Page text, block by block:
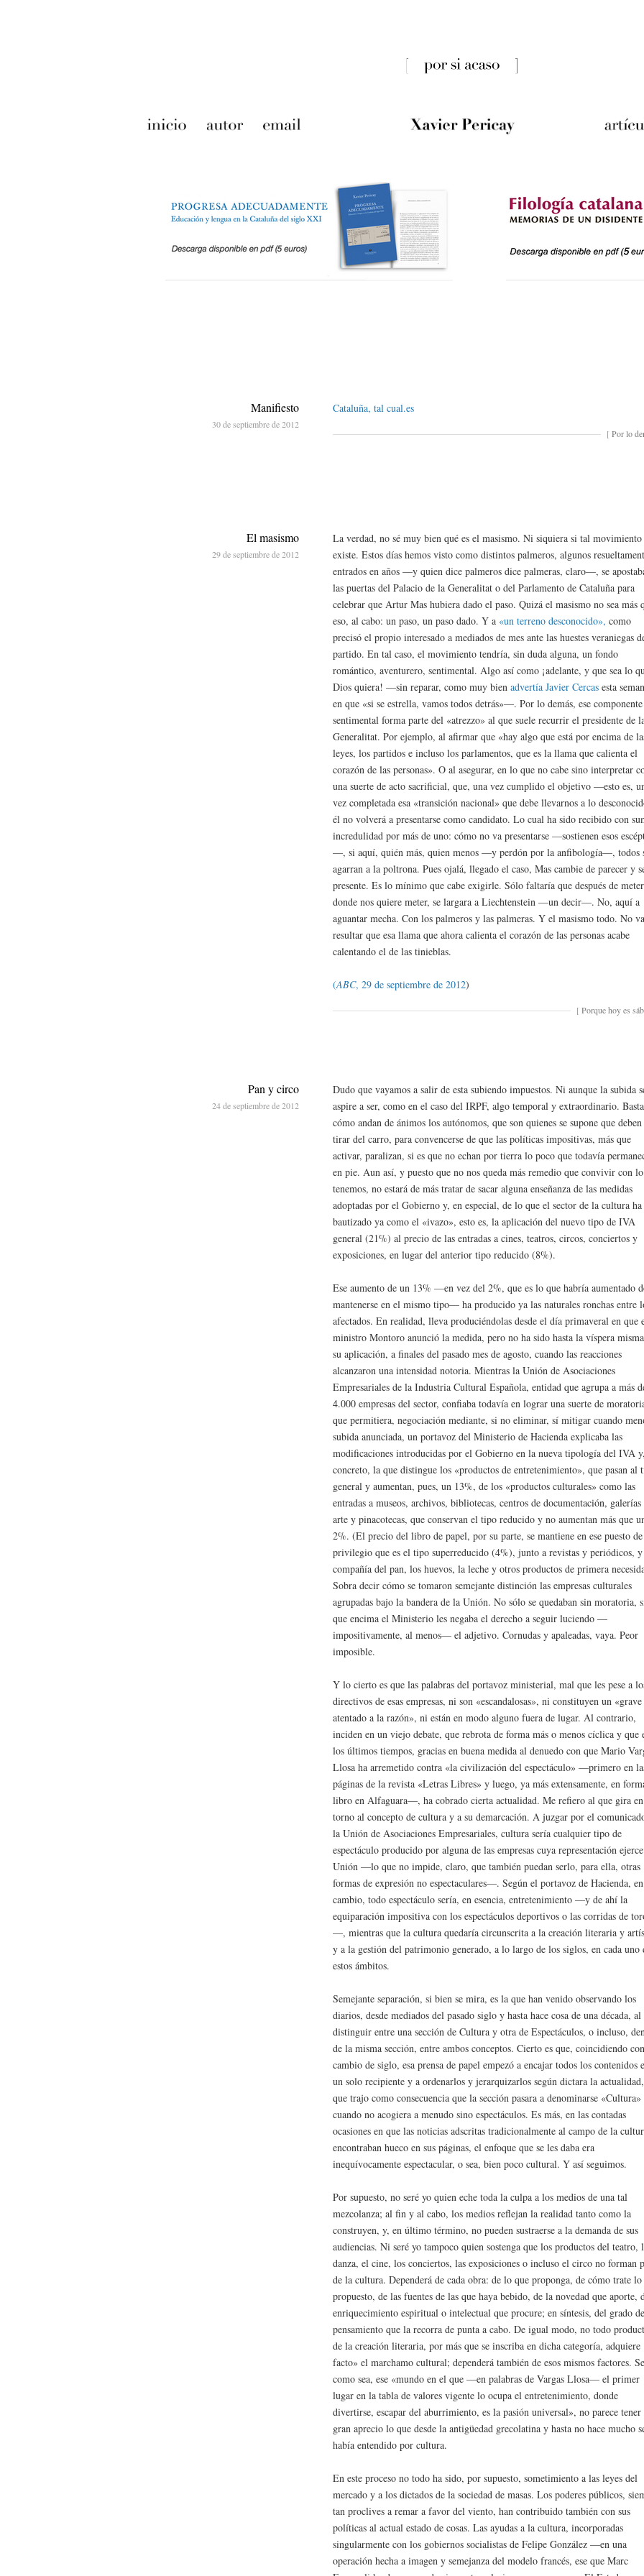
Cataluña, tal cual.es
[Por lo
Manifiesto
30 de septiembre de 2012
La verdad, no sé muy bien qué es el masismo. Ni siquiera si tal movimiento
existe. Estos días hemos visto como distintos palmeros, algunos
entrados en años —y quien dice palmeros dice palmeras, claro—, se
las puertas del Palacio de la Generalitat o del Parlamento de Cataluña para
celebrar que Artur Mas hubiera dado el paso. Quizá el masismo no sea más
eso, al cabo: un paso, un paso dado. Y a «un terreno desconocido», como
precisó el propio interesado a mediados de mes ante las huestes veraniegas
partido. En tal caso, el movimiento tendría, sin duda alguna, un fondo
romántico, aventurero, sentimental. Algo así como ¡adelante, y que sea lo
Dios quiera! —sin reparar, como muy bienadvertía Javier Cercas esta
en que «si se estrella, vamos todos detrás»—. Por lo demás, ese componente
sentimental forma parte del «atrezzo» al que suele recurrir el presidente de
Generalitat. Por ejemplo, al afirmar que «hay algo que está por encima de
leyes, los partidos e incluso los parlamentos, que es la llama que calienta el
corazón de las personas». O al asegurar, en lo que no cabe sino interpretar
una suerte de acto sacrificial, que, una vez cumplido el objetivo —esto es,
vez completada esa «transición nacional» que debe llevarnos a lo
él no volverá a presentarse como candidato. Lo cual ha sido recibido con
incredulidad por más de uno: cómo no va presentarse —sostienen esos
—, si aquí, quién más, quien menos —y perdón por la anfibología—, todos
agarran a la poltrona. Pues ojalá, llegado el caso, Mas cambie de parecer y
presente. Es lo mínimo que cabe exigirle. Sólo faltaría que después de
donde nos quiere meter, se largara a Liechtenstein —un decir—. No, aquí a
aguantar mecha. Con los palmeros y las palmeras. Y el masismo todo. No
resultar que esa llama que ahora calienta el corazón de las personas acabe
calentando el de las tinieblas.
(ABC, 29 de septiembre de 2012)
[Porque hoy es
El masismo
29 de septiembre de 2012
Dudo que vayamos a salir de esta subiendo impuestos. Ni aunque la subida
aspire a ser, como en el caso del IRPF, algo temporal y extraordinario.
cómo andan de ánimos los autónomos, que son quienes se supone que deben
tirar del carro, para convencerse de que las políticas impositivas, más que
activar, paralizan, si es que no echan por tierra lo poco que todavía
en pie. Aun así, y puesto que no nos queda más remedio que convivir con
tenemos, no estará de más tratar de sacar alguna enseñanza de las medidas
adoptadas por el Gobierno y, en especial, de lo que el sector de la cultura ha
bautizado ya como el «ivazo», esto es, la aplicación del nuevo tipo de IVA
general (21%) al precio de las entradas a cines, teatros, circos, conciertos y
exposiciones, en lugar del anterior tipo reducido (8%).
Ese aumento de un 13% —en vez del 2%, que es lo que habría aumentado
mantenerse en el mismo tipo— ha producido ya las naturales ronchas entre
afectados. En realidad, lleva produciéndolas desde el día primaveral en que
ministro Montoro anunció la medida, pero no ha sido hasta la víspera
su aplicación, a finales del pasado mes de agosto, cuando las reacciones
alcanzaron una intensidad notoria. Mientras la Unión de Asociaciones
Empresariales de la Industria Cultural Española, entidad que agrupa a más
4.000 empresas del sector, confiaba todavía en lograr una suerte de
que permitiera, negociación mediante, si no eliminar, sí mitigar cuando
subida anunciada, un portavoz del Ministerio de Hacienda explicaba las
modificaciones introducidas por el Gobierno en la nueva tipología del IVA
concreto, la que distingue los «productos de entretenimiento», que pasan al
general y aumentan, pues, un 13%, de los «productos culturales» como las
entradas a museos, archivos, bibliotecas, centros de documentación, galerías
arte y pinacotecas, que conservan el tipo reducido y no aumentan más que
2%. (El precio del libro de papel, por su parte, se mantiene en ese puesto de
privilegio que es el tipo superreducido (4%), junto a revistas y periódicos,
compañía del pan, los huevos, la leche y otros productos de primera
Sobra decir cómo se tomaron semejante distinción las empresas culturales
agrupadas bajo la bandera de la Unión. No sólo se quedaban sin moratoria,
que encima el Ministerio les negaba el derecho a seguir luciendo —
impositivamente, al menos— el adjetivo. Cornudas y apaleadas, vaya. Peor
imposible.
Y lo cierto es que las palabras del portavoz ministerial, mal que les pese a
directivos de esas empresas, ni son «escandalosas», ni constituyen un «grave
atentado a la razón», ni están en modo alguno fuera de lugar. Al contrario,
inciden en un viejo debate, que rebrota de forma más o menos cíclica y que
los últimos tiempos, gracias en buena medida al denuedo con que Mario
Llosa ha arremetido contra «la civilización del espectáculo» —primero en
páginas de la revista «Letras Libres» y luego, ya más extensamente, en
libro en Alfaguara—, ha cobrado cierta actualidad. Me refiero al que gira en
torno al concepto de cultura y a su demarcación. A juzgar por el
la Unión de Asociaciones Empresariales, cultura sería cualquier tipo de
espectáculo producido por alguna de las empresas cuya representación
Unión —lo que no impide, claro, que también puedan serlo, para ella, otras
formas de expresión no espectaculares—. Según el portavoz de Hacienda, en
cambio, todo espectáculo sería, en esencia, entretenimiento —y de ahí la
equiparación impositiva con los espectáculos deportivos o las corridas de
—, mientras que la cultura quedaría circunscrita a la creación literaria y
y a la gestión del patrimonio generado, a lo largo de los siglos, en cada uno
estos ámbitos.
Semejante separación, si bien se mira, es la que han venido observando los
diarios, desde mediados del pasado siglo y hasta hace cosa de una década, al
distinguir entre una sección de Cultura y otra de Espectáculos, o incluso,
de la misma sección, entre ambos conceptos. Cierto es que, coincidiendo
cambio de siglo, esa prensa de papel empezó a encajar todos los contenidos
un solo recipiente y a ordenarlos y jerarquizarlos según dictara la
que trajo como consecuencia que la sección pasara a denominarse «Cultura»
cuando no acogiera a menudo sino espectáculos. Es más, en las contadas
ocasiones en que las noticias adscritas tradicionalmente al campo de la
encontraban hueco en sus páginas, el enfoque que se les daba era
inequívocamente espectacular, o sea, bien poco cultural. Y así seguimos.
Por supuesto, no seré yo quien eche toda la culpa a los medios de una tal
mezcolanza; al fin y al cabo, los medios reflejan la realidad tanto como la
construyen, y, en último término, no pueden sustraerse a la demanda de sus
audiencias. Ni seré yo tampoco quien sostenga que los productos del teatro,
danza, el cine, los conciertos, las exposiciones o incluso el circo no forman
de la cultura. Dependerá de cada obra: de lo que proponga, de cómo trate lo
propuesto, de las fuentes de las que haya bebido, de la novedad que aporte,
enriquecimiento espiritual o intelectual que procure; en síntesis, del grado de
pensamiento que la recorra de punta a cabo. De igual modo, no todo
de la creación literaria, por más que se inscriba en dicha categoría, adquiere
facto» el marchamo cultural; dependerá también de esos mismos factores.
como sea, ese «mundo en el que —en palabras de Vargas Llosa— el primer
lugar en la tabla de valores vigente lo ocupa el entretenimiento, donde
divertirse, escapar del aburrimiento, es la pasión universal», no parece tener
gran aprecio lo que desde la antigüedad grecolatina y hasta no hace mucho
había entendido por cultura.
En este proceso no todo ha sido, por supuesto, sometimiento a las leyes del
mercado y a los dictados de la sociedad de masas. Los poderes públicos,
tan proclives a remar a favor del viento, han contribuido también con sus
políticas al actual estado de cosas. Las ayudas a la cultura, incorporadas
singularmente con los gobiernos socialistas de Felipe González —en una
operación hecha a imagen y semejanza del modelo francés, ese que Marc
Pan y circo
24 de septiembre de 2012